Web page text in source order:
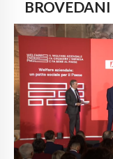
NEWS
CONTATTI